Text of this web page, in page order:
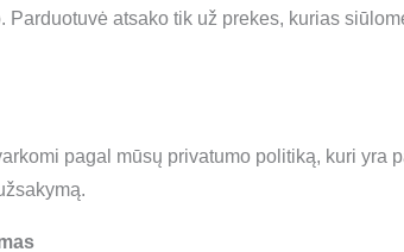
Parduotuvė atsako tik už prekes, kurias
pagal mūsų privatumo politiką, kuri yra